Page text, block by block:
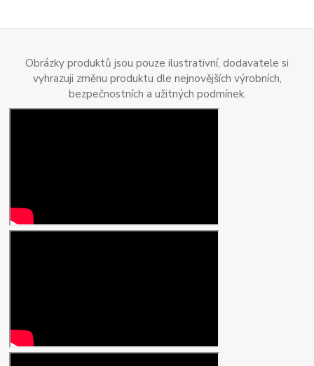
Obrázky produktů jsou pouze ilustrativní, dodavatele si
vyhrazuji změnu produktu dle nejnovějších výrobních,
bezpečnostních a užitných podmínek.